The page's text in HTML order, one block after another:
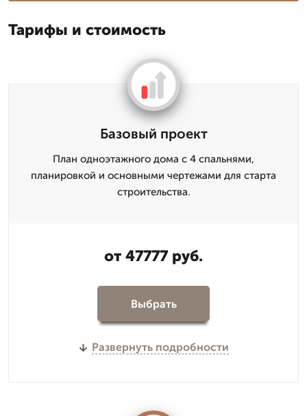
Тарифы и стоимость
Базовый проект
План одноэтажного дома с 4 спальнями,
планировкой и основными чертежами для старта
строительства.
от 47777 руб.
Выбрать
Развернуть подробности